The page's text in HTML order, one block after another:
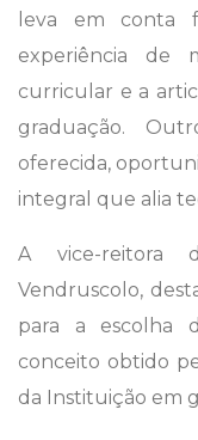
leva em conta
experiência de
curricular e a
graduação.
oferecida,
integral que alia
A vice-reitora
Vendruscolo,
para a escolha
conceito obtido
da Instituição em